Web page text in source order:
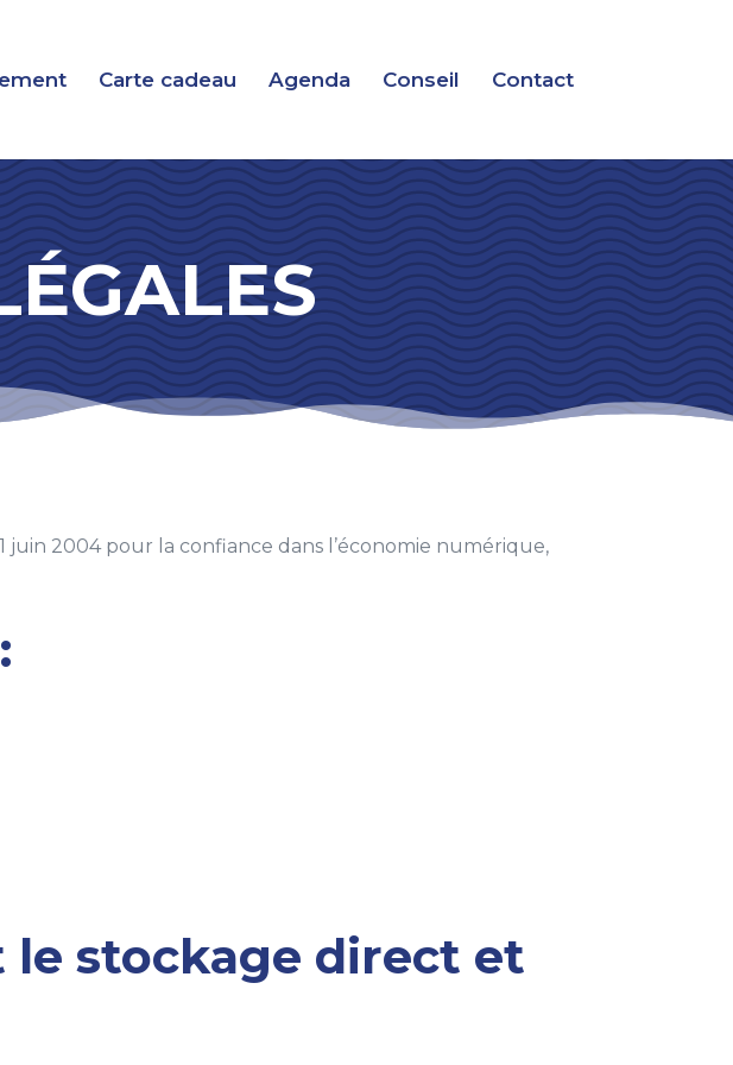
Carte cadeau Agenda Conseil Contact
juin 2004 pour la confiance dans l’économie numérique,
le stockage direct et